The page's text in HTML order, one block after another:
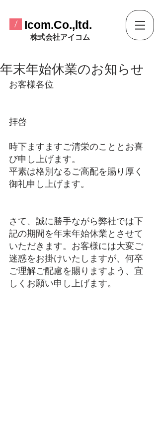
/ ​Icom.Co.,ltd.
​株式会社アイコム
年末年始休業のお知らせ
お客様各位
拝啓
時下ますますご清栄のこととお喜
び申し上げます。
平素は格別なるご高配を賜り厚く
御礼申し上げます。
さて、誠に勝手ながら弊社では下
記の期間を年末年始休業とさせて
いただきます。お客様には大変ご
迷惑をお掛けいたしますが、何卒
ご理解ご配慮を賜りますよう、宜
しくお願い申し上げます。